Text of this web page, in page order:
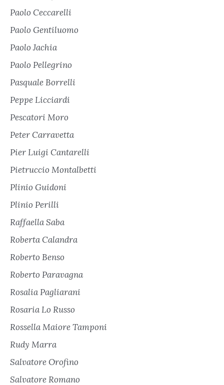
Paolo Ceccarelli
Paolo Gentiluomo
Paolo Jachia
Paolo Pellegrino
Pasquale Borrelli
Peppe Licciardi
Pescatori Moro
Peter Carravetta
Pier Luigi Cantarelli
Pietruccio Montalbetti
Plinio Guidoni
Plinio Perilli
Raffaella Saba
Roberta Calandra
Roberto Benso
Roberto Paravagna
Rosalia Pagliarani
Rosaria Lo Russo
Rossella Maiore Tamponi
Rudy Marra
Salvatore Orofino
Salvatore Romano